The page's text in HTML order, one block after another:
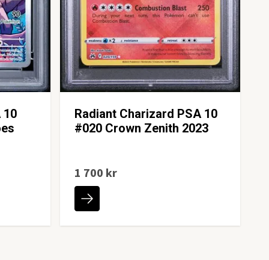
10
Radiant Charizard PSA 10
#020 Crown Zenith 2023
1 700 kr